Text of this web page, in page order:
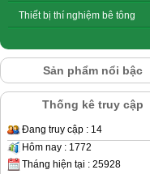
Thiết bị thí nghiệm bê tông
Sản phẩm nổi bậc
Thống kê truy cập
Đang truy cập : 14
Hôm nay : 1772
Tháng hiện tại : 25928